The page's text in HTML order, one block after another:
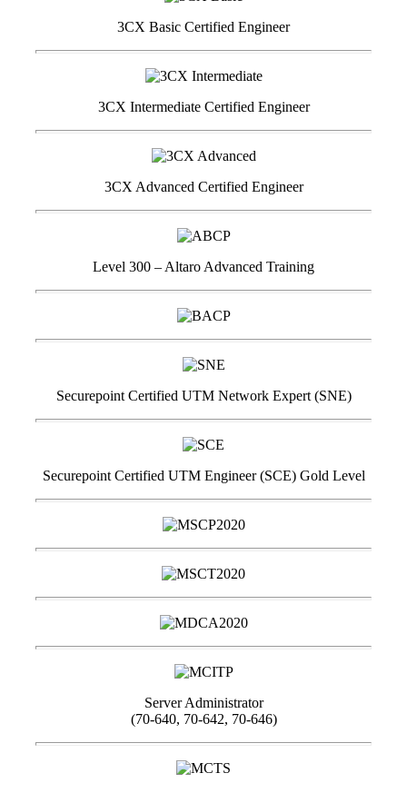
3CX Basic Certified Engineer
3CX Intermediate Certified Engineer
3CX Advanced Certified Engineer
Level 300 – Altaro Advanced Training
Securepoint Certified UTM Network Expert (SNE)
Securepoint Certified UTM Engineer (SCE) Gold Level
Server Administrator
(70-640, 70-642, 70-646)